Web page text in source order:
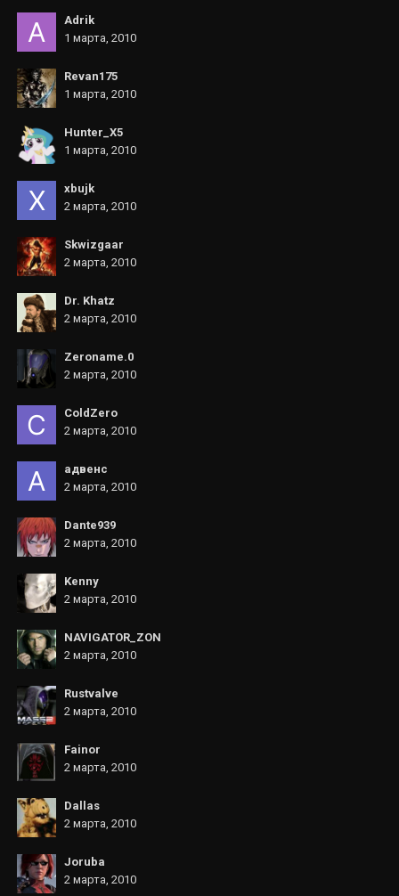
Adrik
1 марта, 2010
Revan175
1 марта, 2010
Hunter_X5
1 марта, 2010
xbujk
2 марта, 2010
Skwizgaar
2 марта, 2010
Dr. Khatz
2 марта, 2010
Zeroname.0
2 марта, 2010
ColdZero
2 марта, 2010
адвенс
2 марта, 2010
Dante939
2 марта, 2010
Kenny
2 марта, 2010
NAVIGATOR_ZON
2 марта, 2010
Rustvalve
2 марта, 2010
Fainor
2 марта, 2010
Dallas
2 марта, 2010
Joruba
2 марта, 2010